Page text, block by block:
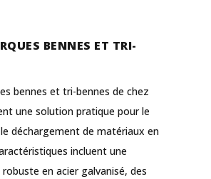
BENNES ET TRI-
bennes et tri-bennes de chez
une solution pratique pour le
déchargement de matériaux en
incluent une
en acier galvanisé, des